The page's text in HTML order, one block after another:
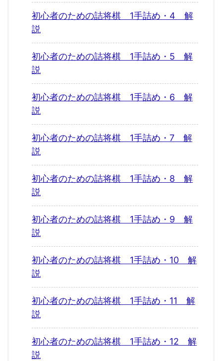
初心者のための詰将棋 1手詰め・4 解
説
初心者のための詰将棋 1手詰め・5 解
説
初心者のための詰将棋 1手詰め・6 解
説
初心者のための詰将棋 1手詰め・7 解
説
初心者のための詰将棋 1手詰め・8 解
説
初心者のための詰将棋 1手詰め・9 解
説
初心者のための詰将棋 1手詰め・10 解
説
初心者のための詰将棋 1手詰め・11 解
説
初心者のための詰将棋 1手詰め・12 解
説